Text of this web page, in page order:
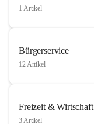
1 Artikel
Bürgerservice
12 Artikel
Freizeit & Wirtschaft
3 Artikel